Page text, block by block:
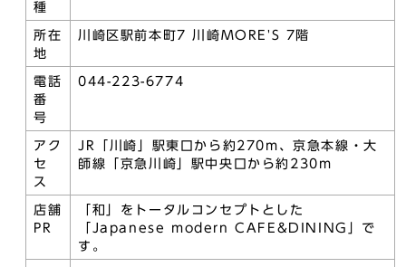
種
所在
地
川崎区駅前本町7 川崎MORE'S 7階
電話
番
号
044-223-6774
アク
セ
ス
JR「川崎」駅東口から約270m、京急本線・大
師線「京急川崎」駅中央口から約230m
店舗
PR
「和」をトータルコンセプトとした
「Japanese modern CAFE&DINING」で
す。